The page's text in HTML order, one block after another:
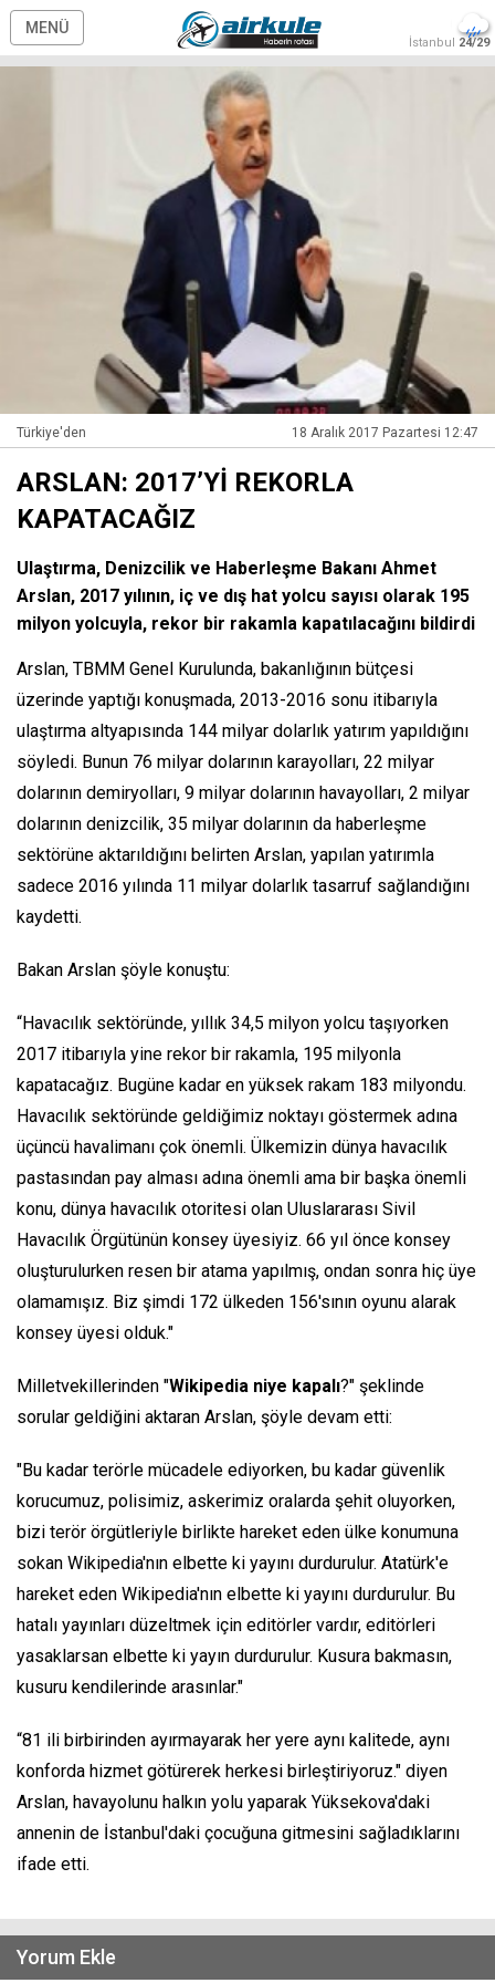
MENÜ
İstanbul 24/29
Türkiye'den 18 Aralık 2017 Pazartesi 12:47
ARSLAN: 2017’Yİ REKORLA
KAPATACAĞIZ
Ulaştırma, Denizcilik ve Haberleşme Bakanı Ahmet
Arslan, 2017 yılının, iç ve dış hat yolcu sayısı olarak 195
milyon yolcuyla, rekor bir rakamla kapatılacağını bildirdi
Arslan, TBMM Genel Kurulunda, bakanlığının bütçesi
üzerinde yaptığı konuşmada, 2013-2016 sonu itibarıyla
ulaştırma altyapısında 144 milyar dolarlık yatırım yapıldığını
söyledi. Bunun 76 milyar dolarının karayolları, 22 milyar
dolarının demiryolları, 9 milyar dolarının havayolları, 2 milyar
dolarının denizcilik, 35 milyar dolarının da haberleşme
sektörüne aktarıldığını belirten Arslan, yapılan yatırımla
sadece 2016 yılında 11 milyar dolarlık tasarruf sağlandığını
kaydetti.
Bakan Arslan şöyle konuştu:
“Havacılık sektöründe, yıllık 34,5 milyon yolcu taşıyorken
2017 itibarıyla yine rekor bir rakamla, 195 milyonla
kapatacağız. Bugüne kadar en yüksek rakam 183 milyondu.
Havacılık sektöründe geldiğimiz noktayı göstermek adına
üçüncü havalimanı çok önemli. Ülkemizin dünya havacılık
pastasından pay alması adına önemli ama bir başka önemli
konu, dünya havacılık otoritesi olan Uluslararası Sivil
Havacılık Örgütünün konsey üyesiyiz. 66 yıl önce konsey
oluşturulurken resen bir atama yapılmış, ondan sonra hiç üye
olamamışız. Biz şimdi 172 ülkeden 156'sının oyunu alarak
konsey üyesi olduk."
Milletvekillerinden "Wikipedia niye kapalı?" şeklinde
sorular geldiğini aktaran Arslan, şöyle devam etti:
"Bu kadar terörle mücadele ediyorken, bu kadar güvenlik
korucumuz, polisimiz, askerimiz oralarda şehit oluyorken,
bizi terör örgütleriyle birlikte hareket eden ülke konumuna
sokan Wikipedia'nın elbette ki yayını durdurulur. Atatürk'e
hareket eden Wikipedia'nın elbette ki yayını durdurulur. Bu
hatalı yayınları düzeltmek için editörler vardır, editörleri
yasaklarsan elbette ki yayın durdurulur. Kusura bakmasın,
kusuru kendilerinde arasınlar."
“81 ili birbirinden ayırmayarak her yere aynı kalitede, aynı
konforda hizmet götürerek herkesi birleştiriyoruz." diyen
Arslan, havayolunu halkın yolu yaparak Yüksekova'daki
annenin de İstanbul'daki çocuğuna gitmesini sağladıklarını
ifade etti.
Yorum Ekle